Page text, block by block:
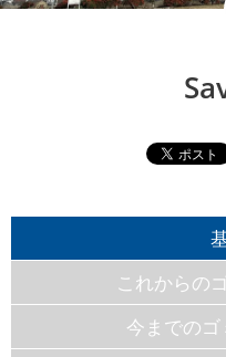
これからの
今までのゴ